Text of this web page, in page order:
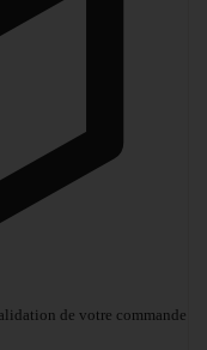
de votre commande